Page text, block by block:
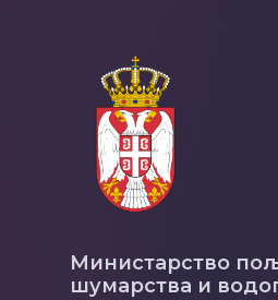
Министарство
шумарства и